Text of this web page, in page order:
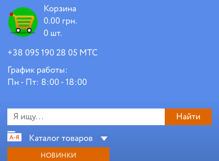
Корзина
0.00 грн.
0 шт.
+38 095 190 28 05 МТС
График работы:
Пн - Пт: 8:00 - 18:00
Найти
Каталог товаров
НОВИНКИ